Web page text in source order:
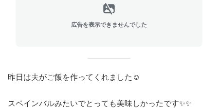
広告を表示できませんでした
昨日は夫がご飯を作ってくれました☺
スペインバルみたいでとっても美味しかったです✨️✨️